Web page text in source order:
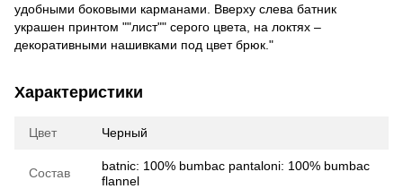
удобными боковыми карманами. Вверху слева батник
украшен принтом ""лист"" серого цвета, на локтях –
декоративными нашивками под цвет брюк."
Характеристики
Цвет Черный
Состав
batnic: 100% bumbac pantaloni: 100% bumbac
flannel